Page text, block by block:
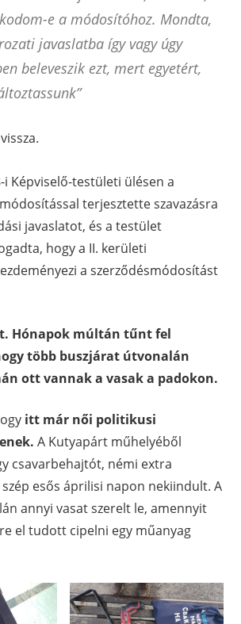
e a módosítóhoz. Mondta,
javaslatba így vagy úgy
beleveszik ezt, mert egyetért,
i Képviselő-testületi ülésen a
terjesztette szavazásra
javaslatot, és a testület
hogy a II. kerületi
a szerződésmódosítást
Hónapok múltán tűnt fel
több buszjárat útvonalán
ott vannak a vasak a padokon.
itt már női politikusi
A Kutyapárt műhelyéből
csavarbehajtót, némi extra
esős áprilisi napon nekiindult. A
annyi vasat szerelt le, amennyit
el tudott cipelni egy műanyag